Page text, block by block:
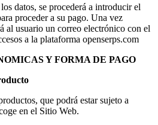
datos, se procederá a introducir el
proceder a su pago. Una vez
al usuario un correo electrónico con el
a la plataforma openserps.com
Y FORMA DE PAGO
que podrá estar sujeto a
en el Sitio Web.